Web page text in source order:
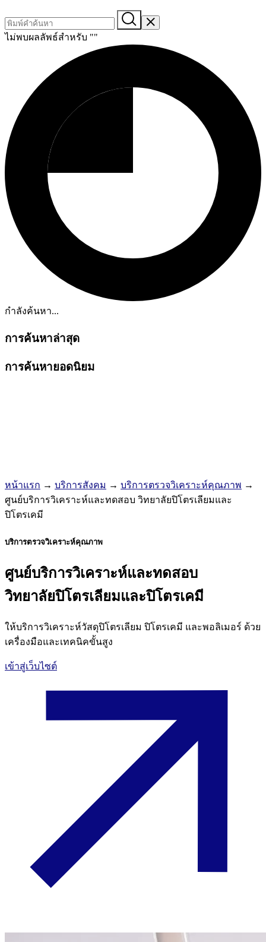
ไม่พบผลลัพธ์สำหรับ ""
กำลังค้นหา...
การค้นหาล่าสุด
การค้นหายอดนิยม
หน้าแรก → บริการสังคม → บริการตรวจวิเคราะห์คุณภาพ →
ศูนย์บริการวิเคราะห์และทดสอบ วิทยาลัยปิโตรเลียมและ
ปิโตรเคมี
บริการตรวจวิเคราะห์คุณภาพ
ศูนย์บริการวิเคราะห์และทดสอบ
วิทยาลัยปิโตรเลียมและปิโตรเคมี
ให้บริการวิเคราะห์วัสดุปิโตรเลียม ปิโตรเคมี และพอลิเมอร์ ด้วย
เครื่องมือและเทคนิคขั้นสูง
เข้าสู่เว็บไซต์